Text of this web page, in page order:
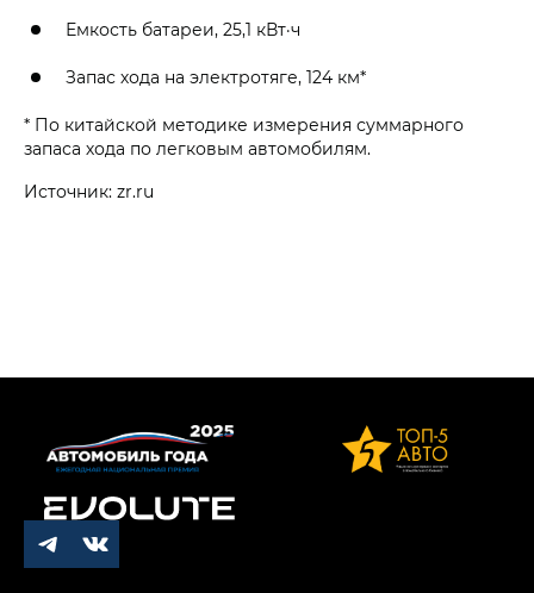
Емкость батареи, 25,1 кВт·ч
Запас хода на электротяге, 124 км*
* По китайской методике измерения суммарного
запаса хода по легковым автомобилям.
Источник: zr.ru